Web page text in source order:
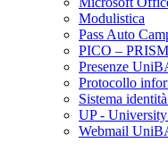
Modulistica
Pass Auto
PICO –
Presenze
Protocollo
Sistema
UP -
Webmail